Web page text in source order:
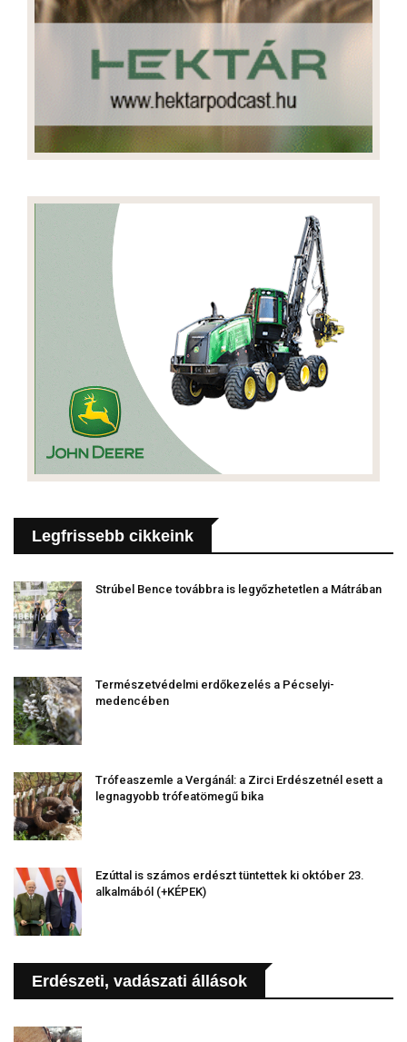
Legfrissebb cikkeink
Strúbel Bence továbbra is legyőzhetetlen a Mátrában
Természetvédelmi erdőkezelés a Pécselyi-
medencében
Trófeaszemle a Vergánál: a Zirci Erdészetnél esett a
legnagyobb trófeatömegű bika
Ezúttal is számos erdészt tüntettek ki október 23.
alkalmából (+KÉPEK)
Erdészeti, vadászati állások